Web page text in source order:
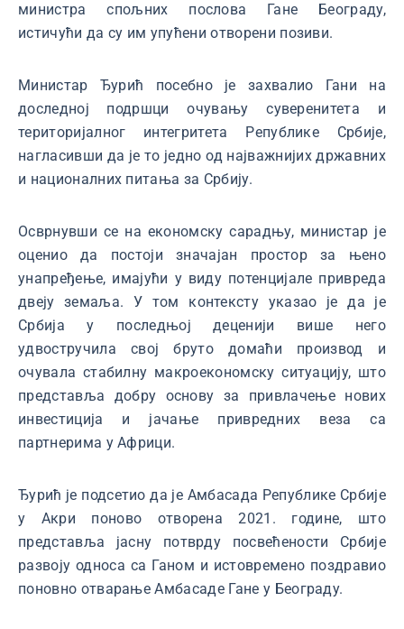
министра спољних послова Гане Београду,
истичући да су им упућени отворени позиви.
Министар Ђурић посебно је захвалио Гани на
доследној подршци очувању суверенитета и
територијалног интегритета Републике Србије,
нагласивши да је то једно од најважнијих државних
и националних питања за Србију.
Осврнувши се на економску сарадњу, министар је
оценио да постоји значајан простор за њено
унапређење, имајући у виду потенцијале привреда
двеју земаља. У том контексту указао је да је
Србија у последњој деценији више него
удвостручила свој бруто домаћи производ и
очувала стабилну макроекономску ситуацију, што
представља добру основу за привлачење нових
инвестиција и јачање привредних веза са
партнерима у Африци.
Ђурић је подсетио да је Амбасада Републике Србије
у Акри поново отворена 2021. године, што
представља јасну потврду посвећености Србије
развоју односа са Ганом и истовремено поздравио
поновно отварање Амбасаде Гане у Београду.